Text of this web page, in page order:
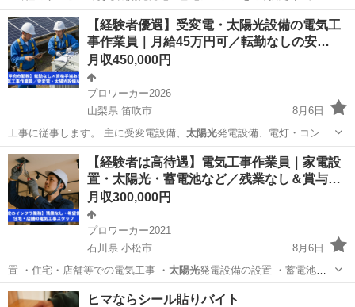
お…
東京 町田市 テクニカルサポート
【経験者優遇】受変電・太陽光設備の電気工
事作業員｜月給45万円可／転勤なしの安…
月収450,000円
プロワーカー2026
山梨県 笛吹市
8月6日
工事に従事します。 主に受変電設備、 太陽光発電設備、電灯・コンセ
ント設備、通信設…
山梨 笛吹市 電気 電気工事施工管理技士
【経験者は高待遇】電気工事作業員｜家電設
置・太陽光・蓄電池など／残業なし＆賞与…
月収300,000円
プロワーカー2021
石川県 小松市
8月6日
置 ・住宅・店舗等での電気工事 ・ 太陽光発電設備の設置 ・蓄電池の
設置工事 …
石川 小松市 電気 未経験
ヒマならシール貼りバイト